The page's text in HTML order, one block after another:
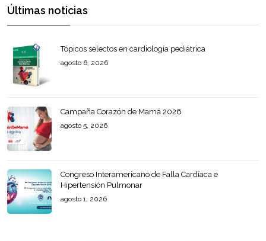
Últimas noticias
Tópicos selectos en cardiología pediátrica
agosto 6, 2026
Campaña Corazón de Mamá 2026
agosto 5, 2026
Congreso Interamericano de Falla Cardíaca e
Hipertensión Pulmonar
agosto 1, 2026